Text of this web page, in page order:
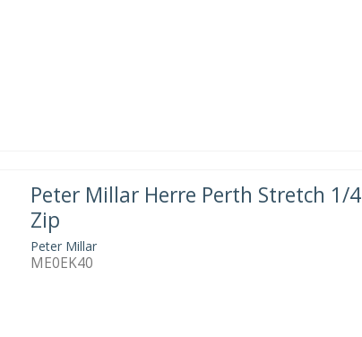
Peter Millar Herre Perth Stretch 1/4
Zip
Peter Millar
ME0EK40